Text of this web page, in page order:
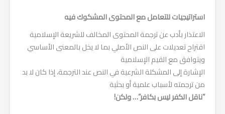
استراتيجيات للتعامل مع المحتوى المشكوك فيه
الاعتذار بأدب عن ترجمة المحتوى المخالف للشريعة الإسلامية
اقتراح تعديلات على النص الأصلي بما لا يخل بالمعنى الأساسي
ويتوافق مع القيم الإسلامية
الإشارة إلى المشكلة الشرعية في النص عند الترجمة، إذا كان لا بد
من ترجمته لأسباب علمية أو بحثية
“ناقل الكفر ليس بكافر”… ولكن!